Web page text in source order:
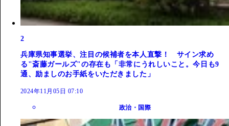
2
兵庫県知事選挙、注目の候補者を本人直撃！ サイン求め
る"斎藤ガールズ"の存在も「非常にうれしいこと。今日も9
通、励ましのお手紙をいただきました」
2024年11月05日 07:10
政治・国際